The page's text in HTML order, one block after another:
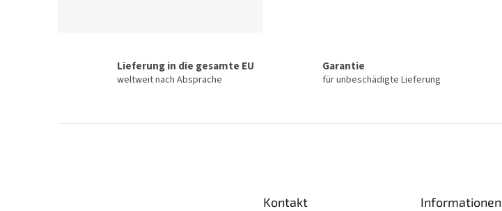
Lieferung in die gesamte EU
weltweit nach Absprache
Garantie
für unbeschädigte Lieferung
Kontakt Informationen